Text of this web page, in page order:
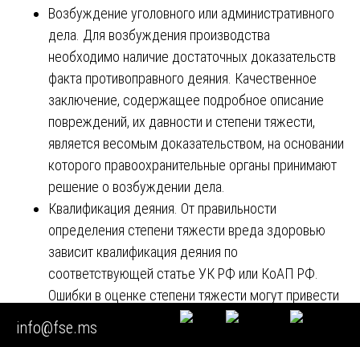
Возбуждение уголовного или административного
дела. Для возбуждения производства
необходимо наличие достаточных доказательств
факта противоправного деяния. Качественное
заключение, содержащее подробное описание
повреждений, их давности и степени тяжести,
является весомым доказательством, на основании
которого правоохранительные органы принимают
решение о возбуждении дела.
Квалификация деяния. От правильности
определения степени тяжести вреда здоровью
зависит квалификация деяния по
соответствующей статье УК РФ или КоАП РФ.
Ошибки в оценке степени тяжести могут привести
к неправильной квалификации и, соответственно,
неадекватному наказанию виновного.
info@fse.ms